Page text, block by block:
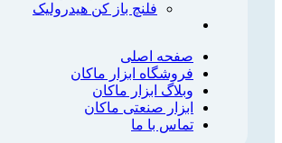
فلنچ باز کن هیدرولیک
صفحه اصلی
فروشگاه ابزار ماکان
وبلاگ ابزار ماکان
ابزار صنعتی ماکان
تماس با ما